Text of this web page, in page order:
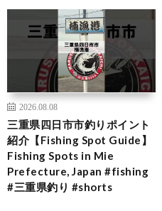
2026.08.08
三重県四日市市釣りポイント
紹介【Fishing Spot Guide】
Fishing Spots in Mie
Prefecture, Japan #fishing
#三重県釣り #shorts